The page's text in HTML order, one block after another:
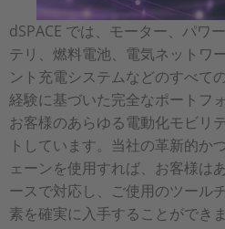
dSPACE では、モーター、パワ
テリ、燃料電池、電気ネットワ
ント充電システムなどのすべて
経験に基づいた完全なポートフ
お客様のあらゆる電動化モビリ
トしています。当社の革新的か
ェーンを使用すれば、お客様は
ースで対応し、ご使用のツール
素を確実に入手することができ